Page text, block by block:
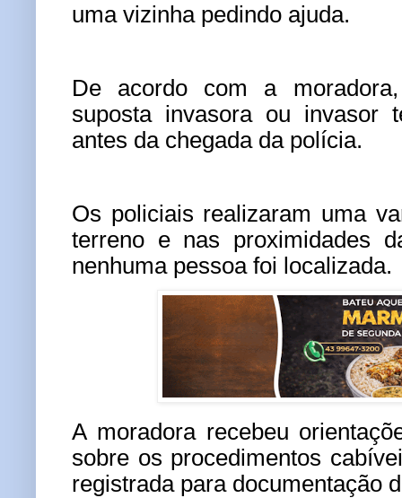
uma vizinha pedindo ajuda.
De acordo com a
suposta invasora ou invasor
antes da chegada da polícia.
Os policiais realizaram uma
terreno e nas proximidades
nenhuma pessoa foi localizada.
A moradora recebeu
sobre os procedimentos
registrada para documentação